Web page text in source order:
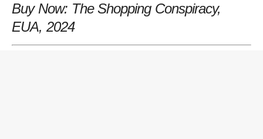
Buy Now: The Shopping Conspiracy,
EUA, 2024